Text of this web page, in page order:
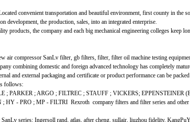
convenient transportation and beautiful environment, first county in the
development, the production, sales, into an integrated enterprise.
products, the company and each big mechanical engineering colleges keep
air compressor SanLv filter, gb filters, filter, filter oil machine testing
combining domestic and foreign advanced technology has completely
and external packaging and certificate or product performance can be
follows:
PARKER ; ARGO ; FILTREC ; STAUFF ; VICKERS; EPPENSTEINER
- PRO ; MP - FILTRI Rexroth company filters and filter series and other
series: Ingersoll rand, atlas, after cheng, sullair, liuzhou fidelity,